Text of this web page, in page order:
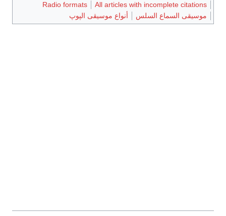
All articles with incomplete citations
Radio formats
موسيقى السماع السلس
أنواع موسيقى الپوپ